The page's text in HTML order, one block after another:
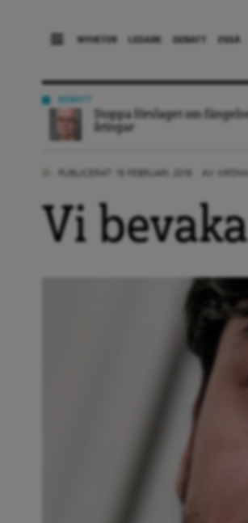
NYHETER LEDARE DEBATT ESSÄ
Stoppa förslaget om fängelse
åringar
Vi